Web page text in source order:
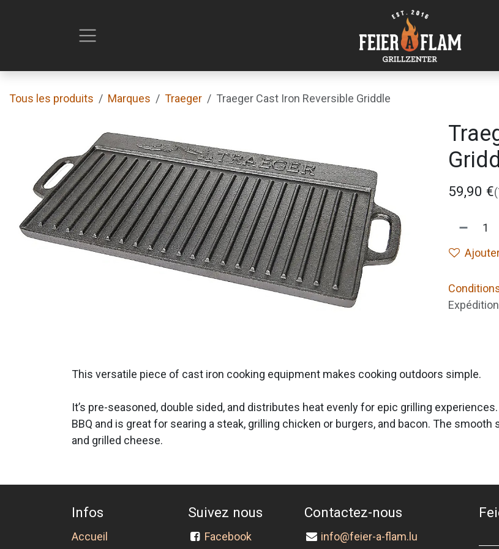
Tous les produits Marques Traeger Traeger Cast Iron Reversible Griddle
59,90 €
This versatile piece of cast iron cooking equipment makes cooking outdoors simple.
It’s pre-seasoned, double sided, and distributes heat evenly for epic grilling
BBQ and is great for searing a steak, grilling chicken or burgers, and bacon. The
and grilled cheese.
Infos
Accueil
Suivez nous
Facebook
Contactez-nous
info@feier-a-flam.lu